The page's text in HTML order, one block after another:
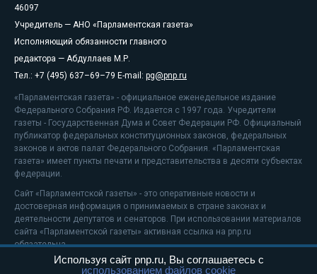
46097
Учредитель — АНО «Парламентская газета»
Исполняющий обязанности главного
редактора — Абдуллаев М.Р.
Тел.: +7 (495) 637–69–79 E-mail: pg@pnp.ru
«Парламентская газета» - официальное еженедельное издание
Федерального Собрания РФ. Издается с 1997 года. Учредители
газеты - Государственная Дума и Совет Федерации РФ. Официальный
публикатор федеральных конституционных законов, федеральных
законов и актов палат Федерального Собрания. «Парламентская
газета» имеет пункты печати и представительства в десяти субъектах
федерации.
Сайт «Парламентской газеты» - это оперативные новости и
достоверная информация о принимаемых в стране законах и
деятельности депутатов и сенаторов. При использовании материалов
сайта «Парламентской газеты» активная ссылка на pnp.ru
обязательна.
На информационном ресурсе применяютсярекомендательные
Используя сайт pnp.ru, Вы соглашаетесь с
использованием файлов cookie